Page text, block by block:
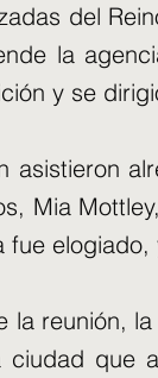
del
la
y se
asistieron
Mia
fue
la reunión,
ciudad que